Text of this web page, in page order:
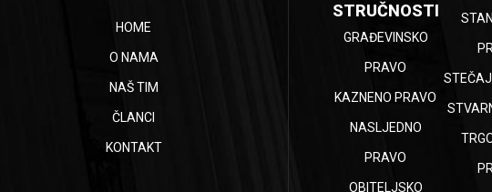
HOME
O NAMA
NAŠ TIM
ČLANCI
KONTAKT
STRUČNOSTI
GRAĐEVINSKO
PRAVO
KAZNENO PRAVO
NASLJEDNO
PRAVO
OBITELJSKO